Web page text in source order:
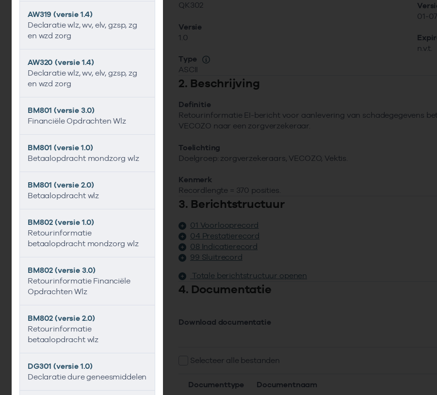
AW319 (versie 1.4)
Declaratie wlz, wv, elv, gzsp, zg
en wzd zorg
AW320 (versie 1.4)
Declaratie wlz, wv, elv, gzsp, zg
en wzd zorg
BM801 (versie 3.0)
Financiële Opdrachten Wlz
BM801 (versie 1.0)
Betaalopdracht mondzorg wlz
BM801 (versie 2.0)
Betaalopdracht wlz
BM802 (versie 1.0)
Retourinformatie
betaalopdracht mondzorg wlz
BM802 (versie 3.0)
Retourinformatie Financiële
Opdrachten Wlz
BM802 (versie 2.0)
Retourinformatie
betaalopdracht wlz
DG301 (versie 1.0)
Declaratie dure geneesmiddelen
QK302
Versie
1.0
Type
ASCII
01-
n.v.t.
2. Beschrijving
Definitie
Retourinformatie EI-bericht voor aanlevering van schadegegevens
VECOZO naar een zorgverzekeraar.
Toelichting
Doelgroep: zorgverzekeraars, VECOZO, Vektis.
Kenmerk
Recordlengte = 370 posities.
3. Berichtstructuur
01 Voorlooprecord
04 Prestatierecord
08 Indicatierecord
99 Sluitrecord
Totale berichtstructuur openen
4. Documentatie
Download documentatie
Selecteer alle bestanden
Documenttype Documentnaam